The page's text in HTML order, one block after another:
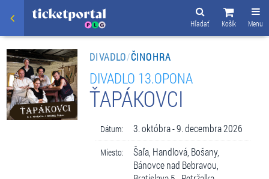
Menu
Košík
Hľadať
DIVADLO/ČINOHRA
DIVADLO 13.OPONA
ŤAPÁKOVCI
Dátum: 3. októbra - 9. decembra 2026
Miesto:
Šaľa, Handlová, Bošany,
Bánovce nad Bebravou,